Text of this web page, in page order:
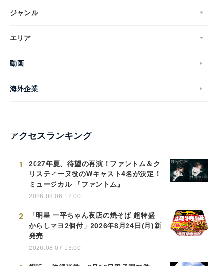
ジャンル
エリア
動画
海外企業
アクセスランキング
1
2027年夏、待望の再演！ファントム＆ク
リスティーヌ役のWキャスト4名が決定！
ミュージカル 『ファントム』
2026.08.06 12:00
2
「明星 一平ちゃん夜店の焼そば 超特盛
からしマヨ2個付」2026年8月24日(月)新
発売
2026.08.07 13:00